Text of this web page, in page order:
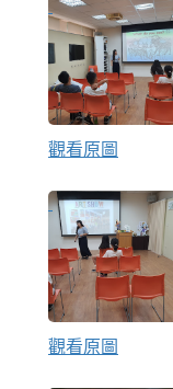
觀看原圖
觀看原圖